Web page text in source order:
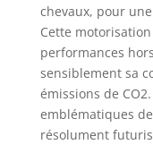
chevaux, pour
Cette
performances
sensiblement sa
émissions de
emblématiques
résolument